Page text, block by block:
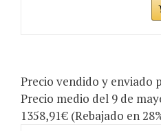
Precio vendido y enviado
Precio medio del 9 de
1358,91€ (Rebajado en